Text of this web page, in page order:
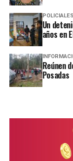
POLICIALES
Un
años en
Reúnen
Posadas